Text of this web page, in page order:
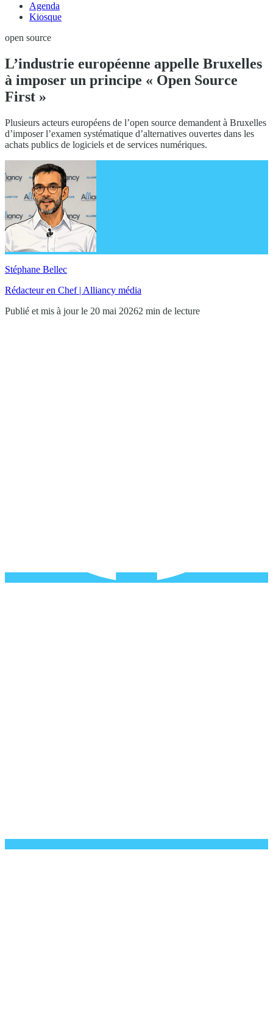
Agenda
Kiosque
open source
L’industrie européenne appelle Bruxelles
à imposer un principe « Open Source
First »
Plusieurs acteurs européens de l’open source demandent à Bruxelles
d’imposer l’examen systématique d’alternatives ouvertes dans les
achats publics de logiciels et de services numériques.
Stéphane Bellec
Rédacteur en Chef | Alliancy média
Publié et mis à jour le 20 mai 20262 min de lecture